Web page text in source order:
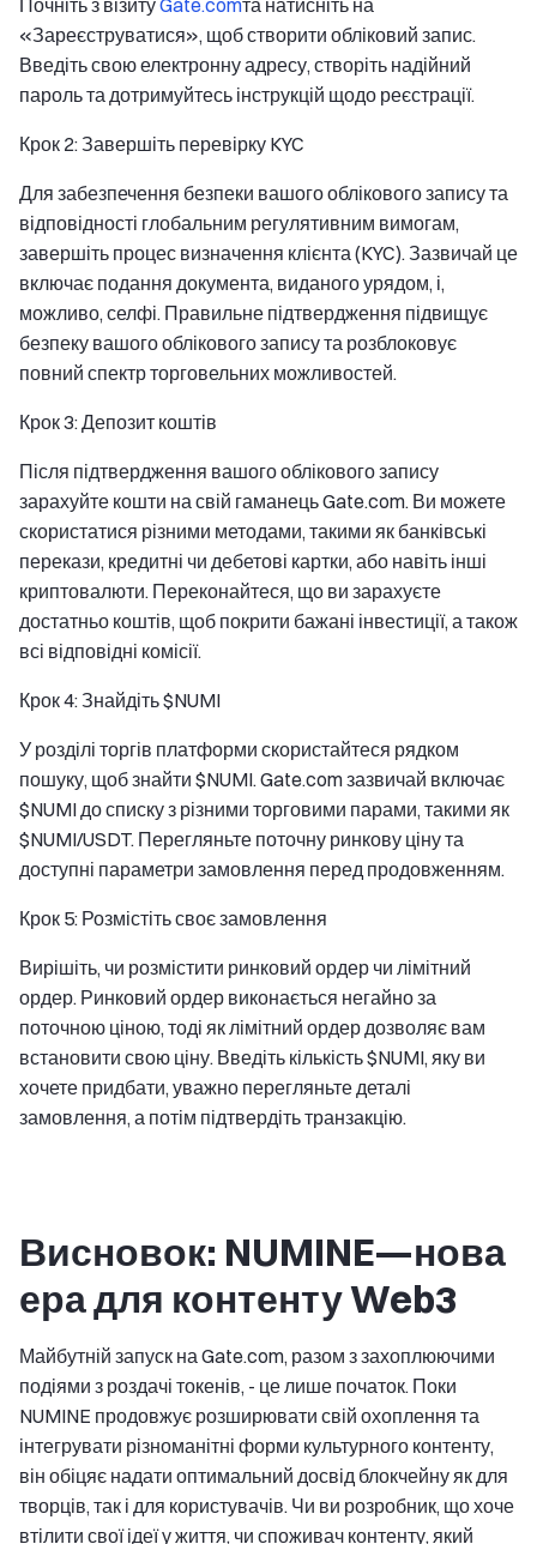
«Зареєструватися», щоб створити обліковий запис.
Введіть свою електронну адресу, створіть надійний
пароль та дотримуйтесь інструкцій щодо реєстрації.
Крок 2: Завершіть перевірку KYC
Для забезпечення безпеки вашого облікового запису та
відповідності глобальним регулятивним вимогам,
завершіть процес визначення клієнта (KYC). Зазвичай це
включає подання документа, виданого урядом, і,
можливо, селфі. Правильне підтвердження підвищує
безпеку вашого облікового запису та розблоковує
повний спектр торговельних можливостей.
Крок 3: Депозит коштів
Після підтвердження вашого облікового запису
зарахуйте кошти на свій гаманець Gate.com. Ви можете
скористатися різними методами, такими як банківські
перекази, кредитні чи дебетові картки, або навіть інші
криптовалюти. Переконайтеся, що ви зарахуєте
достатньо коштів, щоб покрити бажані інвестиції, а також
всі відповідні комісії.
Крок 4: Знайдіть $NUMI
У розділі торгів платформи скористайтеся рядком
пошуку, щоб знайти $NUMI. Gate.com зазвичай включає
$NUMI до списку з різними торговими парами, такими як
$NUMI/USDT. Перегляньте поточну ринкову ціну та
доступні параметри замовлення перед продовженням.
Крок 5: Розмістіть своє замовлення
Вирішіть, чи розмістити ринковий ордер чи лімітний
ордер. Ринковий ордер виконається негайно за
поточною ціною, тоді як лімітний ордер дозволяє вам
встановити свою ціну. Введіть кількість $NUMI, яку ви
хочете придбати, уважно перегляньте деталі
замовлення, а потім підтвердіть транзакцію.
Висновок: NUMINE—нова
ера для контенту Web3
Майбутній запуск на Gate.com, разом з захоплюючими
подіями з роздачі токенів, - це лише початок. Поки
NUMINE продовжує розширювати свій охоплення та
інтегрувати різноманітні форми культурного контенту,
він обіцяє надати оптимальний досвід блокчейну як для
творців, так і для користувачів. Чи ви розробник, що хоче
втілити свої ідеї у життя, чи споживач контенту, який